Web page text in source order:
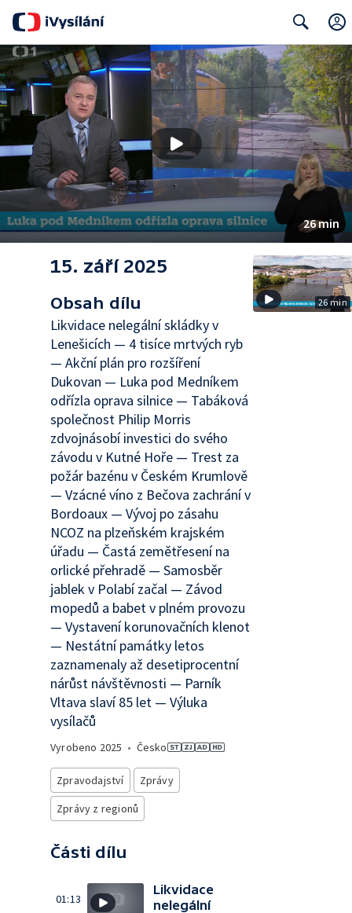
Search
26 min
15. září 2025
Obsah dílu
Likvidace nelegální skládky v
Lenešicích — 4 tisíce mrtvých ryb
— Akční plán pro rozšíření
Dukovan — Luka pod Medníkem
odřízla oprava silnice — Tabáková
společnost Philip Morris
zdvojnásobí investici do svého
závodu v Kutné Hoře — Trest za
požár bazénu v Českém Krumlově
— Vzácné víno z Bečova zachrání v
Bordoaux — Vývoj po zásahu
NCOZ na plzeňském krajském
úřadu — Častá zemětřesení na
orlické přehradě — Samosběr
jablek v Polabí začal — Závod
mopedů a babet v plném provozu
— Vystavení korunovačních klenot
— Nestátní památky letos
zaznamenaly až desetiprocentní
nárůst návštěvnosti — Parník
Vltava slaví 85 let — Výluka
vysílačů
Vyrobeno 2025 • Česko
Zpravodajství
Zprávy
Zprávy z regionů
Části dílu
01:13
Likvidace
nelegální
26 min